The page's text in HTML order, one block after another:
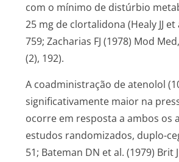
com o mínimo de distúrbio
25 mg de clortalidona (Healy JJ et
759; Zacharias FJ (1978) Mod
(2), 192).
A coadministração de atenolol
significativamente maior na
ocorre em resposta a ambos os
estudos randomizados, duplo-
51; Bateman DN et al. (1979) Brit